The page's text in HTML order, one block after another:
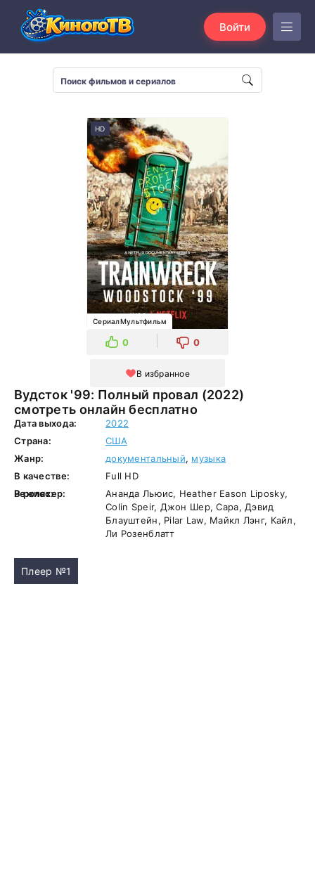
Войти
Вудсток '99: Полный провал (2022)
смотреть онлайн бесплатно
HD
СериалМультфильм
0 0
В избранное
Дата выхода:
2022
Страна:
США
Жанр:
документальный, музыка
В качестве:
Full HD
Режиссер:
В ролях:
Ананда Льюис, Heather Eason Liposky,
Colin Speir, Джон Шер, Сара, Дэвид
Блауштейн, Pilar Law, Майкл Лэнг, Кайл,
Ли Розенблатт
Плеер №1